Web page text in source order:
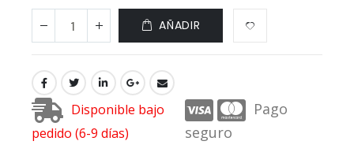
AÑADIR
Disponible bajo
pedido (6-9 días)
Pago
seguro